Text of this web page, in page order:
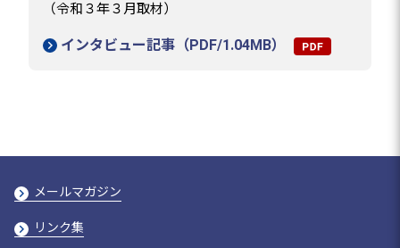
（令和３年３月取材）
インタビュー記事（PDF/1.04MB）
メールマガジン
リンク集